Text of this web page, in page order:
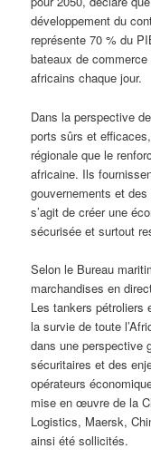
développement du
représente 70 % du
bateaux de
africains chaque jour.
Dans la perspective
ports sûrs et
régionale que le
africaine. Ils
gouvernements et
s’agit de créer une
sécurisée et surtout
Selon le Bureau
marchandises en
Les tankers pétroliers
la survie de toute
dans une perspective
sécuritaires et des
opérateurs
mise en œuvre de la
Logistics, Maersk,
ainsi été sollicités.